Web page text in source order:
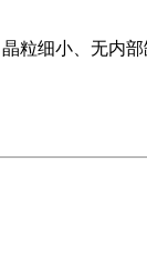
粒细小、无内部